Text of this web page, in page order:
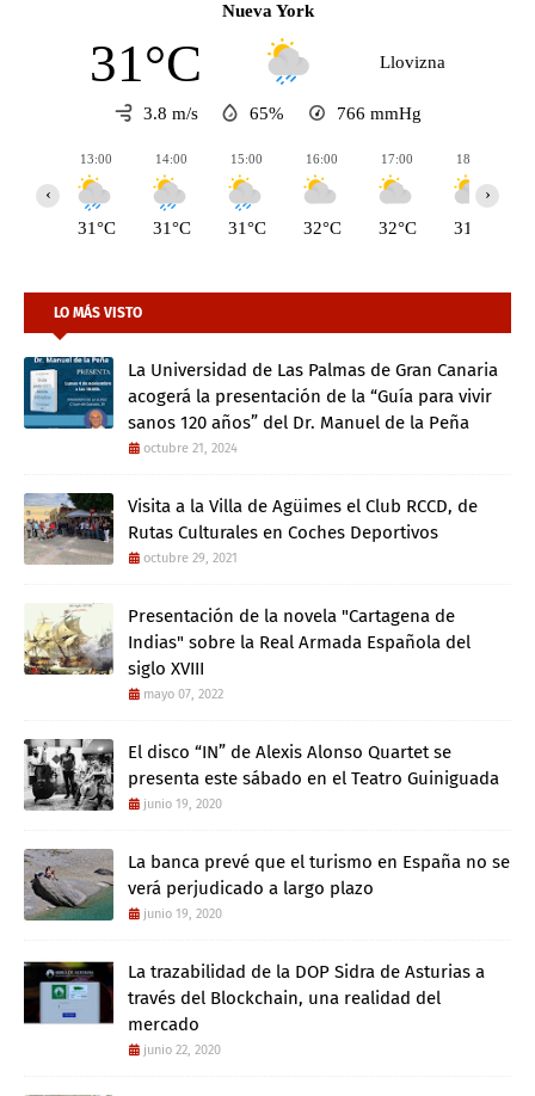
Nueva York
31°C Llovizna
3.8 m/s 65% 766 mmHg
13:00
31°C
14:00
31°C
15:00
31°C
16:00
32°C
17:00
32°C
18:00
31°C
‹ ›
LO MÁS VISTO
La Universidad de Las Palmas de Gran Canaria
acogerá la presentación de la “Guía para vivir
sanos 120 años” del Dr. Manuel de la Peña
octubre 21, 2024
Visita a la Villa de Agüimes el Club RCCD, de
Rutas Culturales en Coches Deportivos
octubre 29, 2021
Presentación de la novela "Cartagena de
Indias" sobre la Real Armada Española del
siglo XVIII
mayo 07, 2022
El disco “IN” de Alexis Alonso Quartet se
presenta este sábado en el Teatro Guiniguada
junio 19, 2020
La banca prevé que el turismo en España no se
verá perjudicado a largo plazo
junio 19, 2020
La trazabilidad de la DOP Sidra de Asturias a
través del Blockchain, una realidad del
mercado
junio 22, 2020